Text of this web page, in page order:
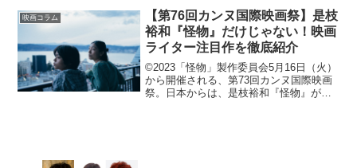
ズ』が、...
映画コラム
【第76回カンヌ国際映画祭】是枝
裕和『怪物』だけじゃない！映画
ライター注目作を徹底紹介
©2023「怪物」製作委員会5月16日（火）
から開催される、第73回カンヌ国際映画
祭。日本からは、是枝裕和『怪物』がコ